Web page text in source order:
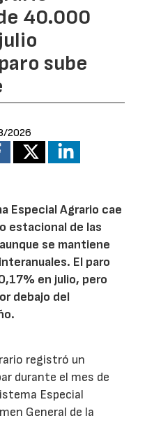
40.000
sube
2026
Especial Agrario cae
estacional de las
se mantiene
El paro
en julio, pero
debajo del
registró un
durante el mes de
Especial
General de la